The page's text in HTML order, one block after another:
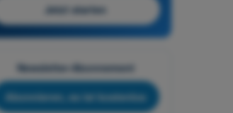
Jetzt starten
Newsletter-Abonnement
Abonnieren, es ist kostenlos